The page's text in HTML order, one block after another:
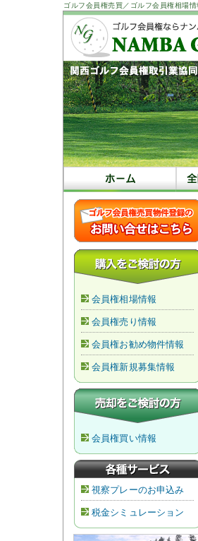
ゴルフ会員権売買／ゴルフ会員権相場
会員権相場情報
会員権売り情報
会員権お勧め物件情報
会員権新規募集情報
会員権買い情報
視察プレーのお申込み
税金シミュレーション